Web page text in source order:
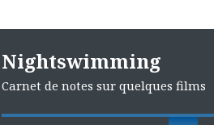
Nightswimming
Carnet de notes sur quelques films